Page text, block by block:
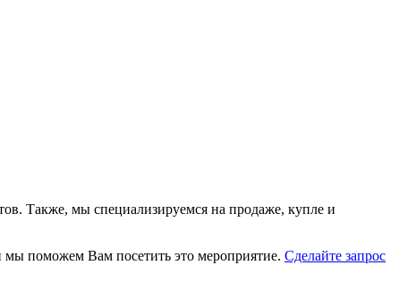
Также, мы специализируемся на продаже, купле и
мы поможем Вам посетить это мероприятие. Cделайте запрос